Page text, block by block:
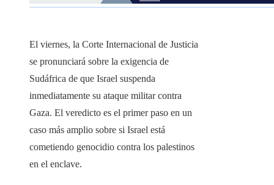
El viernes, la Corte Internacional de Justicia
se pronunciará sobre la exigencia de
Sudáfrica de que Israel suspenda
inmediatamente su ataque militar contra
Gaza. El veredicto es el primer paso en un
caso más amplio sobre si Israel está
cometiendo genocidio contra los palestinos
en el enclave.